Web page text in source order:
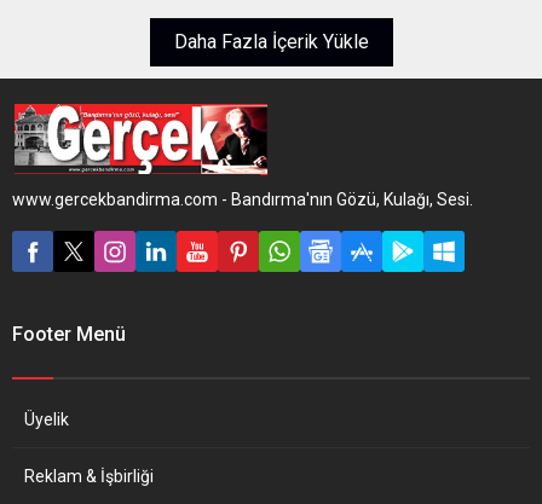
Daha Fazla İçerik Yükle
www.gercekbandirma.com - Bandırma'nın Gözü, Kulağı, Sesi.
Footer Menü
Üyelik
Reklam & İşbirliği